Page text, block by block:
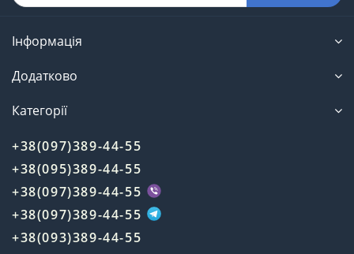
Інформація
Додатково
Категорії
+38(097)389-44-55
+38(095)389-44-55
+38(097)389-44-55
+38(097)389-44-55
+38(093)389-44-55